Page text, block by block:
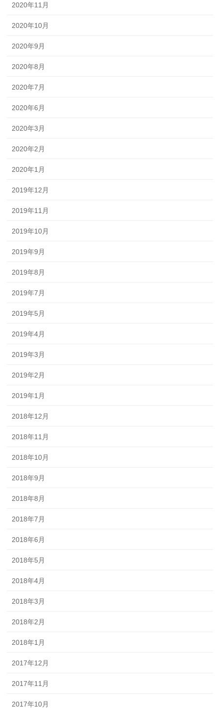
2020年11月
2020年10月
2020年9月
2020年8月
2020年7月
2020年6月
2020年3月
2020年2月
2020年1月
2019年12月
2019年11月
2019年10月
2019年9月
2019年8月
2019年7月
2019年5月
2019年4月
2019年3月
2019年2月
2019年1月
2018年12月
2018年11月
2018年10月
2018年9月
2018年8月
2018年7月
2018年6月
2018年5月
2018年4月
2018年3月
2018年2月
2018年1月
2017年12月
2017年11月
2017年10月